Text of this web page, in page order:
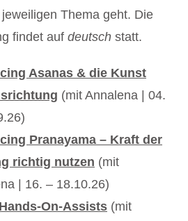
Thema geht. Die
findet auf deutsch statt.
Asanas & die Kunst
(mit Annalena | 04.
Pranayama – Kraft der
richtig nutzen (mit
| 16. – 18.10.26)
On-Assists (mit